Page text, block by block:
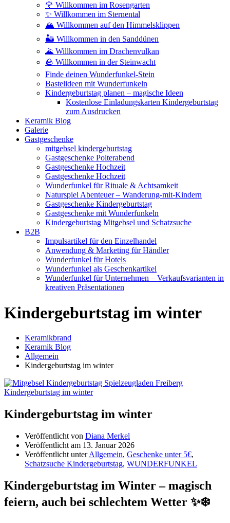
🌹 Willkommen im Rosengarten
✨ Willkommen im Sternental
🏔️ Willkommen auf den Himmelsklippen
🏜️ Willkommen in den Sanddünen
🌋 Willkommen im Drachenvulkan
🪨 Willkommen in der Steinwacht
Finde deinen Wunderfunkel-Stein
Bastelideen mit Wunderfunkeln
Kindergeburtstag planen – magische Ideen
Kostenlose Einladungskarten Kindergeburtstag
zum Ausdrucken
Keramik Blog
Galerie
Gastgeschenke
mitgebsel kindergeburtstag
Gastgeschenke Polterabend
Gastgeschenke Hochzeit
Gastgeschenke Hochzeit
Wunderfunkel für Rituale & Achtsamkeit
Naturspiel Abenteuer – Wanderung-mit-Kindern
Gastgeschenke Kindergeburtstag
Gastgeschenke mit Wunderfunkeln
Kindergeburtstag Mitgebsel und Schatzsuche
B2B
Impulsartikel für den Einzelhandel
Anwendung & Marketing für Händler
Wunderfunkel für Hotels
Wunderfunkel als Geschenkartikel
Wunderfunkel für Unternehmen – Verkaufsvarianten in
kreativen Präsentationen
Kindergeburtstag im winter
Keramikbrand
Keramik Blog
Allgemein
Kindergeburtstag im winter
Kindergeburtstag im winter
Veröffentlicht von Diana Merkel
Veröffentlicht am 13. Januar 2026
Veröffentlicht unterAllgemein, Geschenke unter 5€,
Schatzsuche Kindergeburtstag, WUNDERFUNKEL
Kindergeburtstag im Winter – magisch
feiern, auch bei schlechtem Wetter ✨❄️